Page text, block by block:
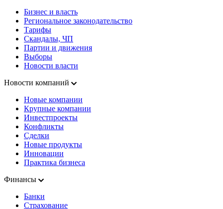
Бизнес и власть
Региональное законодательство
Тарифы
Скандалы, ЧП
Партии и движения
Выборы
Новости власти
Новости компаний
Новые компании
Крупные компании
Инвестпроекты
Конфликты
Сделки
Новые продукты
Инновации
Практика бизнеса
Финансы
Банки
Страхование